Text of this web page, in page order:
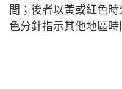
間；後者以黃或紅色
色分針指示其他地區時